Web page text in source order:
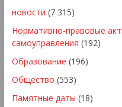
новости (7 315)
Нормативно-правовые
самоуправления (192)
Образование (196)
Общество (553)
Памятные даты (18)